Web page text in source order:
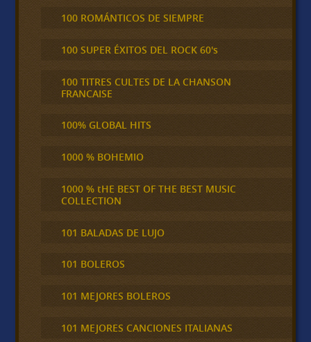
100 ROMÁNTICOS DE SIEMPRE
100 SUPER ÉXITOS DEL ROCK 60's
100 TITRES CULTES DE LA CHANSON
FRANCAISE
100% GLOBAL HITS
1000 % BOHEMIO
1000 % tHE BEST OF THE BEST MUSIC
COLLECTION
101 BALADAS DE LUJO
101 BOLEROS
101 MEJORES BOLEROS
101 MEJORES CANCIONES ITALIANAS